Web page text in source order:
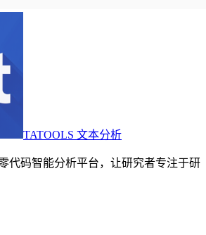
TATOOLS 文本分析
代码智能分析平台，让研究者专注于研